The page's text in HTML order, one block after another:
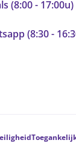
(8:00 - 17:00u)
(8:30 -